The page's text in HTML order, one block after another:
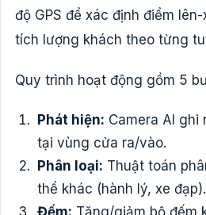
độ GPS để xác định điểm
tích lượng khách theo từng
Quy trình hoạt động gồm 5
Phát hiện: Camera AI ghi
tại vùng cửa ra/vào.
Phân loại: Thuật toán
thể khác (hành lý, xe đạp).